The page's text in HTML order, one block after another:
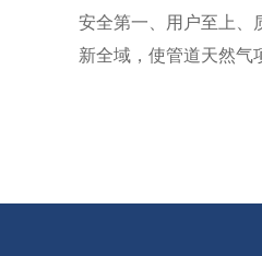
安全第一、用户至上、
新全域，使管道天然气